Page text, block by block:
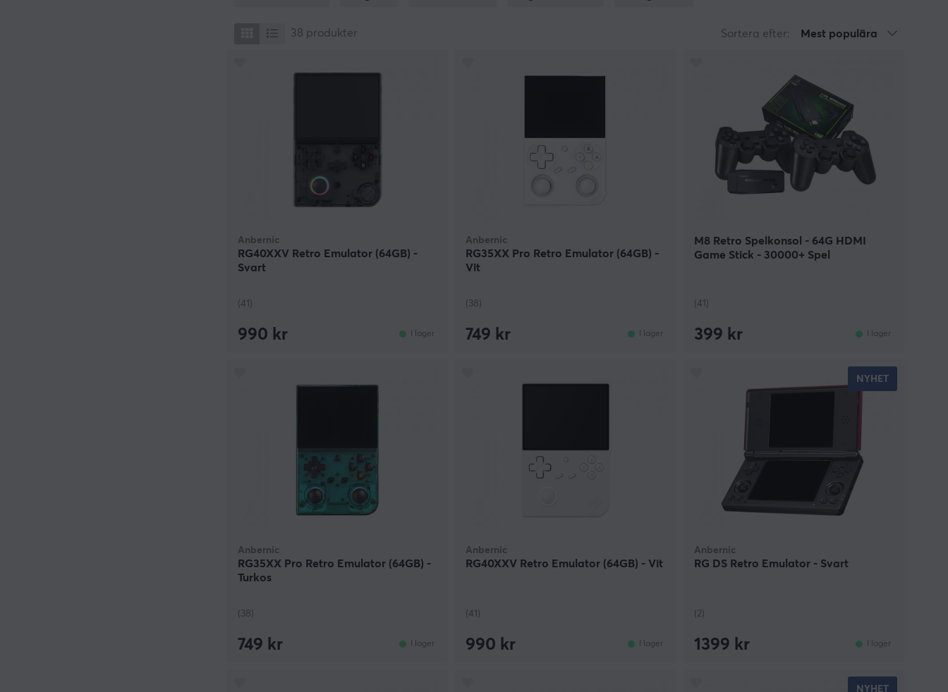
retrokonsoler som moderniserats där det behövs. De flesta av konsolerna är utformade precis som originalet, med den
förminskade storleken som undantag, och de flesta konsoler kommer med sina tillhörande handkontroller. Det som är
kan laddas via USB-kabel, eller nätadapter. För den som har kvar sina gamla spel, eller den som helt enkelt föredrar de fysiska
kassetterna men ändå vill spela på en modern display, finns även konsoler som är utformade för att hantera många av de
I sortimentet hittar du även portabla konsoler laddade med klassiska titlar, så att du kan spela dina favoritspel var du vill.
Många av dem har moderna LCD-skärmar, och kan även med en kabel kopplas till din tv, så att du kan påbörja en spelsession
på resande fot, och fortsätta den från soffan och på tv:n när du kommer hem.
38 produkter Sortera efter: Mest populära
Anbernic
RG40XXV Retro Emulator (64GB) -
Svart
(41)
990 kr I lager
Anbernic
RG35XX Pro Retro Emulator (64GB) -
Vit
(38)
749 kr I lager
M8 Retro Spelkonsol - 64G HDMI
Game Stick - 30000+ Spel
(41)
399 kr I lager
Anbernic
RG35XX Pro Retro Emulator (64GB) -
Turkos
(38)
749 kr I lager
Anbernic
RG40XXV Retro Emulator (64GB) - Vit
(41)
990 kr I lager
NYHET
Anbernic
RG DS Retro Emulator - Svart
(2)
1399 kr I lager
NYHET